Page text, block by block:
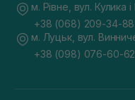
м. Рівне, вул. Кулика
+38 (068) 209-34-88
м. Луцьк, вул.
+38 (098) 076-60-62